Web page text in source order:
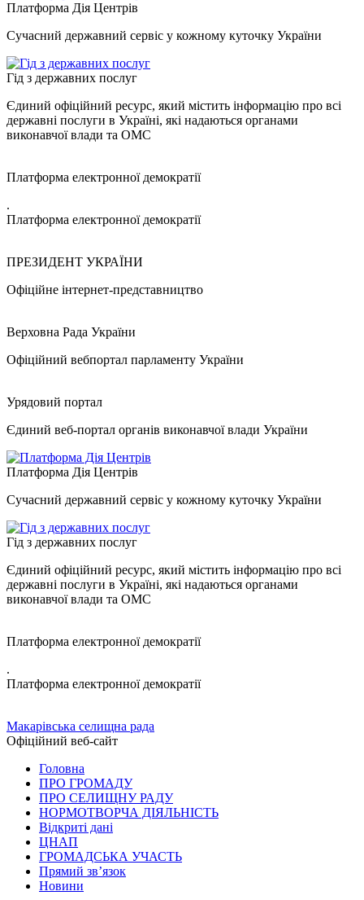
Платформа Дія Центрів
Сучасний державний сервіс у кожному куточку України
Гід з державних послуг
Єдиний офіційний ресурс, який містить інформацію про всі
державні послуги в Україні, які надаються органами
виконавчої влади та ОМС
Платформа електронної демократії
.
Платформа електронної демократії
ПРЕЗИДЕНТ УКРАЇНИ
Офіційне інтернет-представництво
Верховна Рада України
Офіційний вебпортал парламенту України
Урядовий портал
Єдиний веб-портал органів виконавчої влади України
Платформа Дія Центрів
Сучасний державний сервіс у кожному куточку України
Гід з державних послуг
Єдиний офіційний ресурс, який містить інформацію про всі
державні послуги в Україні, які надаються органами
виконавчої влади та ОМС
Платформа електронної демократії
.
Платформа електронної демократії
Макарівська селищна рада
Офіційний веб-сайт
Головна
ПРО ГРОМАДУ
ПРО СЕЛИЩНУ РАДУ
НОРМОТВОРЧА ДІЯЛЬНІСТЬ
Відкриті дані
ЦНАП
ГРОМАДСЬКА УЧАСТЬ
Прямий зв’язок
Новини